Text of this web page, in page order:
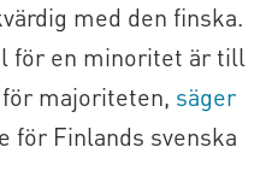
med den finska.
för en minoritet är till
majoriteten, säger
för Finlands svenska